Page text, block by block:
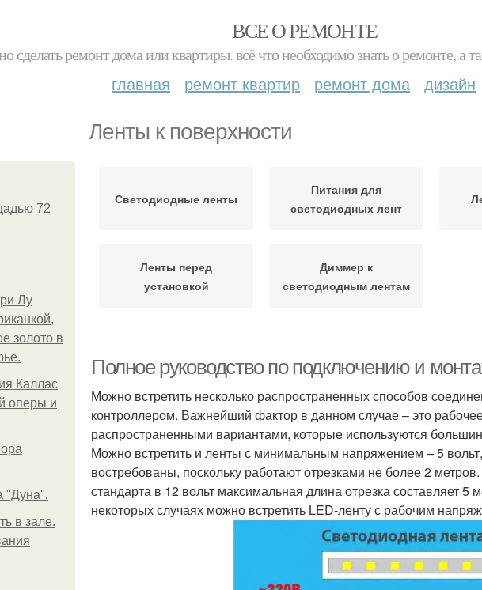
ВСЕ О РЕМОНТЕ
сделать ремонт дома или квартиры. всё что необходимо знать о ремонте,
главная ремонт квартир ремонт дома дизайн
Ленты к поверхности
72
Лу
золото в
Каллас
оперы и
"Дуна".
в зале.
Светодиодные ленты
Питания для
светодиодных лент
Ленты перед
установкой
Диммер к
светодиодным лентам
Полное руководство по подключению и
Можно встретить несколько распространенных способов
контроллером. Важнейший фактор в данном случае – это
распространенными вариантами, которые используются
Можно встретить и ленты с минимальным напряжением – 5
востребованы, поскольку работают отрезками не более 2
стандарта в 12 вольт максимальная длина отрезка составляет 5
некоторых случаях можно встретить LED-ленту с рабочим